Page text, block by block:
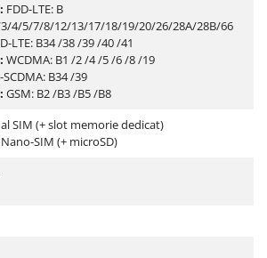
FDD-LTE: B
4/5/7/8/12/13/17/18/19/20/26/28A/28B/66
LTE: B34 /38 /39 /40 /41
WCDMA: B1 /2 /4 /5 /6 /8 /19
SCDMA: B34 /39
GSM: B2 /B3 /B5 /B8
SIM (+ slot memorie dedicat)
SIM (+ microSD)